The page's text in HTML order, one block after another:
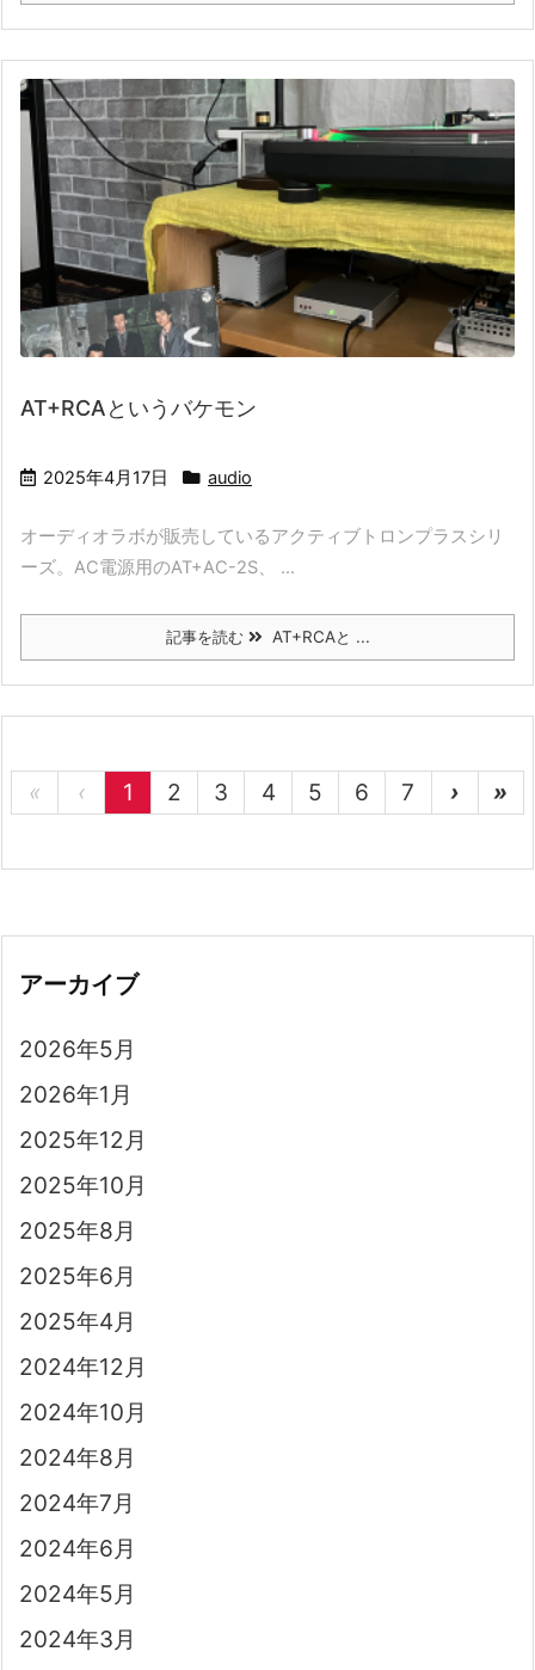
AT+RCAというバケモン
2025年4月17日 audio
オーディオラボが販売しているアクティブトロンプラスシリ
ーズ。AC電源用のAT+AC-2S、 ...
記事を読む AT+RCAと ...
« ‹ 1 2 3 4 5 6 7 › »
アーカイブ
2026年5月
2026年1月
2025年12月
2025年10月
2025年8月
2025年6月
2025年4月
2024年12月
2024年10月
2024年8月
2024年7月
2024年6月
2024年5月
2024年3月